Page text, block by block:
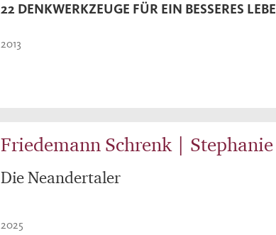
22 DENKWERKZEUGE FÜR EIN BESSERES
2013
Friedemann Schrenk |
Die Neandertaler
2025